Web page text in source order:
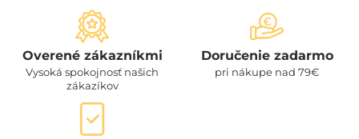
Overené zákazníkmi
Vysoká spokojnosť našich
zákazíkov
Doručenie zadarmo
pri nákupe nad 79€